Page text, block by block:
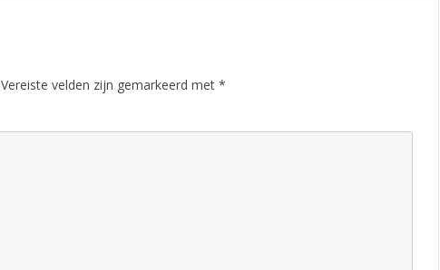
Vereiste velden zijn gemarkeerd met *